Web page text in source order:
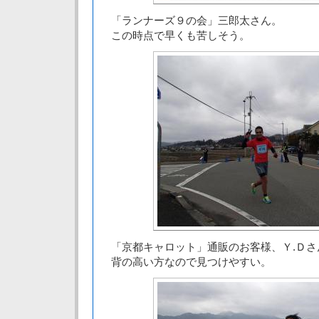
「ランナーズ９の会」三郎太さん。
この時点で早くも苦しそう。
「京都キャロット」通販のお客様、Ｙ.Ｄさ
背の高い方なので見つけやすい。